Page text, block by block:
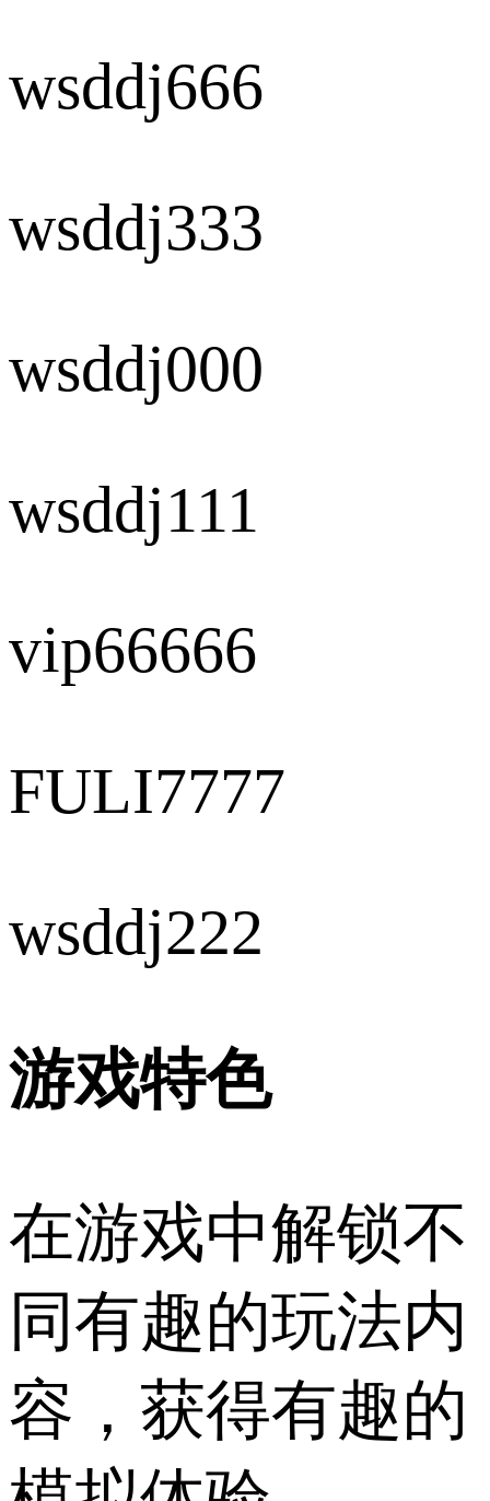
wsddj666
wsddj333
wsddj000
wsddj111
vip66666
FULI7777
wsddj222
游戏特色
在游戏中解锁不
同有趣的玩法内
容，获得有趣的